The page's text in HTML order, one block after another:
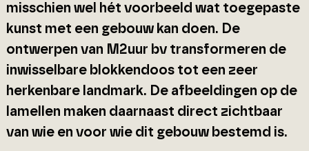
misschien wel hét voorbeeld wat toegepaste
kunst met een gebouw kan doen. De
ontwerpen van M2uur bv transformeren de
inwisselbare blokkendoos tot een zeer
herkenbare landmark. De afbeeldingen op de
lamellen maken daarnaast direct zichtbaar
van wie en voor wie dit gebouw bestemd is.